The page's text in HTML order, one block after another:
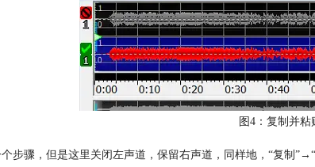
图4：复制并粘
步骤，但是这里关闭左声道，保留右声道，同样地，“复制